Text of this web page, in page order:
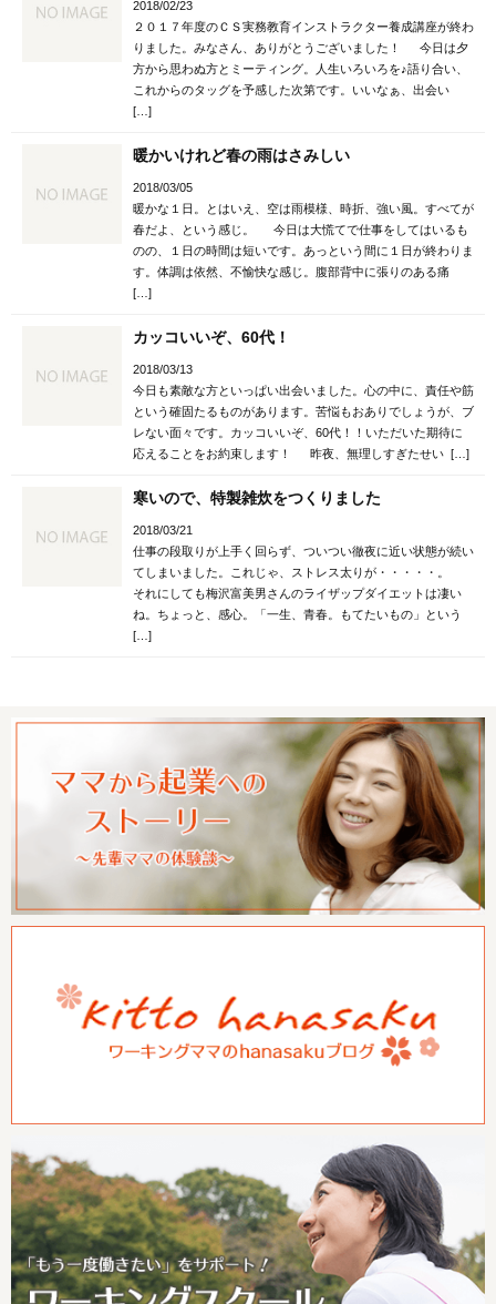
2018/02/23
２０１７年度のＣＳ実務教育インストラクター養成講座が終わ
りました。みなさん、ありがとうございました！ 今日は夕
方から思わぬ方とミーティング。人生いろいろを♪語り合い、
これからのタッグを予感した次第です。いいなぁ、出会い
[…]
暖かいけれど春の雨はさみしい
2018/03/05
暖かな１日。とはいえ、空は雨模様、時折、強い風。すべてが
春だよ、という感じ。 今日は大慌てで仕事をしてはいるも
のの、１日の時間は短いです。あっという間に１日が終わりま
す。体調は依然、不愉快な感じ。腹部背中に張りのある痛
[…]
カッコいいぞ、60代！
2018/03/13
今日も素敵な方といっぱい出会いました。心の中に、責任や筋
という確固たるものがあります。苦悩もおありでしょうが、ブ
レない面々です。カッコいいぞ、60代！！いただいた期待に
応えることをお約束します！ 昨夜、無理しすぎたせい […]
寒いので、特製雑炊をつくりました
2018/03/21
仕事の段取りが上手く回らず、ついつい徹夜に近い状態が続い
てしまいました。これじゃ、ストレス太りが・・・・・。
それにしても梅沢富美男さんのライザップダイエットは凄い
ね。ちょっと、感心。「一生、青春。もてたいもの」という
[…]